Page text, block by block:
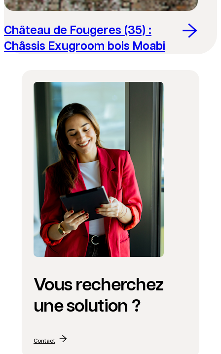
Château de Fougeres (35) :
Châssis Exugroom bois Moabi
Vous recherchez
une solution ?
Contact